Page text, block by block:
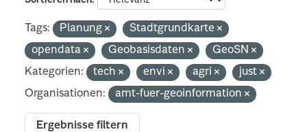
Tags: Planung
Stadtgrundkarte
opendata
Geobasisdaten
GeoSN
Kategorien:
tech envi agri
just
Organisationen:
amt-fuer-geoinformation
Ergebnisse filtern